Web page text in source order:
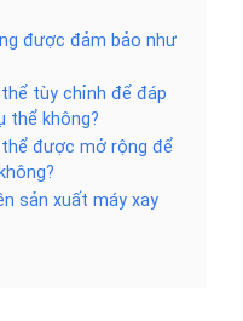
được đảm bảo như
tùy chỉnh để đáp
thể không?
được mở rộng để
sản xuất máy xay